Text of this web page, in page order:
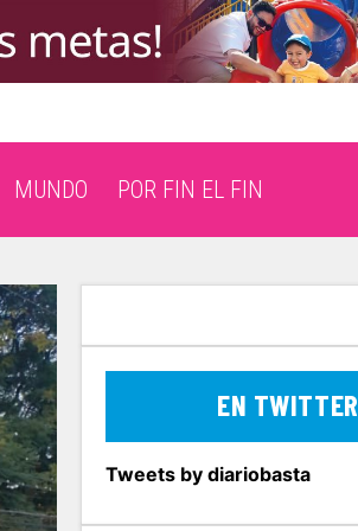
MUNDO POR FIN EL FIN
EN TWITTER
Tweets by diariobasta